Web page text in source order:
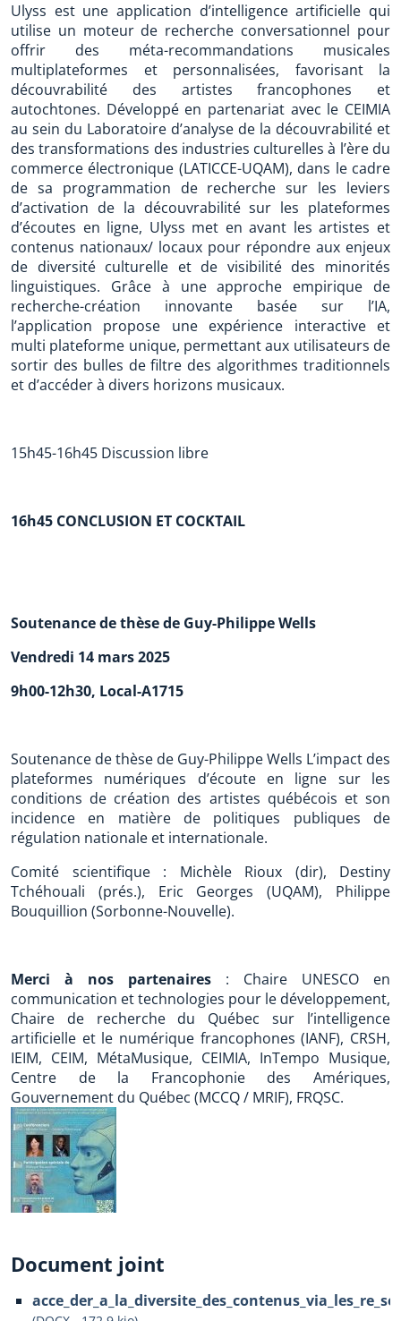
Ulyss est une application d’intelligence artificielle qui
utilise un moteur de recherche conversationnel pour
offrir des méta-recommandations musicales
multiplateformes et personnalisées, favorisant la
découvrabilité des artistes francophones et
autochtones. Développé en partenariat avec le CEIMIA
au sein du Laboratoire d’analyse de la découvrabilité et
des transformations des industries culturelles à l’ère du
commerce électronique (LATICCE-UQAM), dans le cadre
de sa programmation de recherche sur les leviers
d’activation de la découvrabilité sur les plateformes
d’écoutes en ligne, Ulyss met en avant les artistes et
contenus nationaux/ locaux pour répondre aux enjeux
de diversité culturelle et de visibilité des minorités
linguistiques. Grâce à une approche empirique de
recherche-création innovante basée sur l’IA,
l’application propose une expérience interactive et
multi plateforme unique, permettant aux utilisateurs de
sortir des bulles de filtre des algorithmes traditionnels
et d’accéder à divers horizons musicaux.
15h45-16h45 Discussion libre
16h45 CONCLUSION ET COCKTAIL
Soutenance de thèse de Guy-Philippe Wells
Vendredi 14 mars 2025
9h00-12h30, Local-A1715
Soutenance de thèse de Guy-Philippe Wells L’impact des
plateformes numériques d’écoute en ligne sur les
conditions de création des artistes québécois et son
incidence en matière de politiques publiques de
régulation nationale et internationale.
Comité scientifique : Michèle Rioux (dir), Destiny
Tchéhouali (prés.), Eric Georges (UQAM), Philippe
Bouquillion (Sorbonne-Nouvelle).
Merci à nos partenaires : Chaire UNESCO en
communication et technologies pour le développement,
Chaire de recherche du Québec sur l’intelligence
artificielle et le numérique francophones (IANF), CRSH,
IEIM, CEIM, MétaMusique, CEIMIA, InTempo Musique,
Centre de la Francophonie des Amériques,
Gouvernement du Québec (MCCQ / MRIF), FRQSC.
Document joint